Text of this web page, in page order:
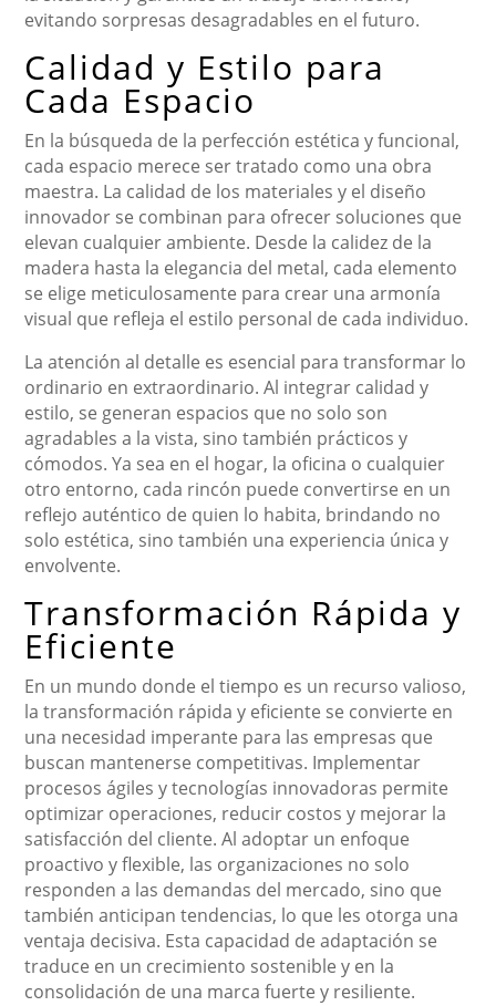
evitando sorpresas desagradables en el futuro.
Calidad y Estilo para
Cada Espacio
En la búsqueda de la perfección estética y funcional,
cada espacio merece ser tratado como una obra
maestra. La calidad de los materiales y el diseño
innovador se combinan para ofrecer soluciones que
elevan cualquier ambiente. Desde la calidez de la
madera hasta la elegancia del metal, cada elemento
se elige meticulosamente para crear una armonía
visual que refleja el estilo personal de cada individuo.
La atención al detalle es esencial para transformar lo
ordinario en extraordinario. Al integrar calidad y
estilo, se generan espacios que no solo son
agradables a la vista, sino también prácticos y
cómodos. Ya sea en el hogar, la oficina o cualquier
otro entorno, cada rincón puede convertirse en un
reflejo auténtico de quien lo habita, brindando no
solo estética, sino también una experiencia única y
envolvente.
Transformación Rápida y
Eficiente
En un mundo donde el tiempo es un recurso valioso,
la transformación rápida y eficiente se convierte en
una necesidad imperante para las empresas que
buscan mantenerse competitivas. Implementar
procesos ágiles y tecnologías innovadoras permite
optimizar operaciones, reducir costos y mejorar la
satisfacción del cliente. Al adoptar un enfoque
proactivo y flexible, las organizaciones no solo
responden a las demandas del mercado, sino que
también anticipan tendencias, lo que les otorga una
ventaja decisiva. Esta capacidad de adaptación se
traduce en un crecimiento sostenible y en la
consolidación de una marca fuerte y resiliente.